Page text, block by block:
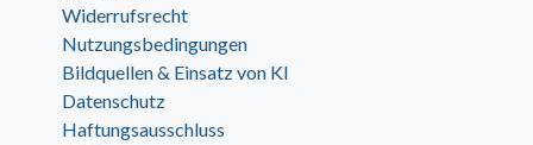
Widerrufsrecht
Nutzungsbedingungen
Bildquellen & Einsatz von KI
Datenschutz
Haftungsausschluss